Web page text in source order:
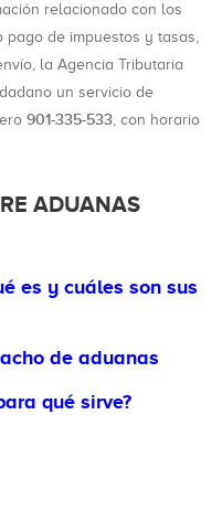
relacionado con los
pago de impuestos y tasas,
la Agencia Tributaria
un servicio de
901-335-533, con horario
ADUANAS
es y cuáles son sus
de aduanas
qué sirve?